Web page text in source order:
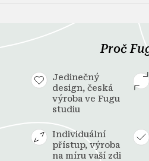
Proč
Jedinečný
design, česká
výroba ve Fugu
studiu
Individuální
přístup, výroba
na míru vaší zdi